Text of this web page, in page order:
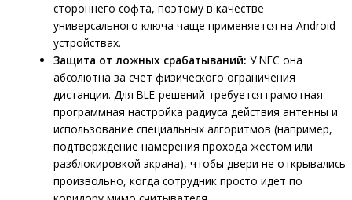
стороннего софта, поэтому в качестве
универсального ключа чаще применяется на Android-
устройствах.
Защита от ложных срабатываний: У NFC она
абсолютна за счет физического ограничения
дистанции. Для BLE-решений требуется грамотная
программная настройка радиуса действия антенны и
использование специальных алгоритмов (например,
подтверждение намерения прохода жестом или
разблокировкой экрана), чтобы двери не открывались
произвольно, когда сотрудник просто идет по